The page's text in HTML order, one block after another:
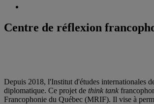
Centre de réflexion
Depuis 2018, l'Institut d'études internationales
diplomatique. Ce projet de think tank
Francophonie du Québec (MRIF). Il vise à